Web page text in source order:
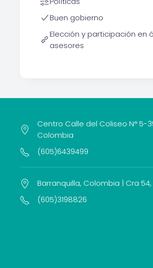
Buen gobierno
Elección y participación en
asesores
Centro Calle del Coliseo N° 5-
Colombia
(605)6439499
Barranquilla, Colombia | Cra 54,
(605)3198826